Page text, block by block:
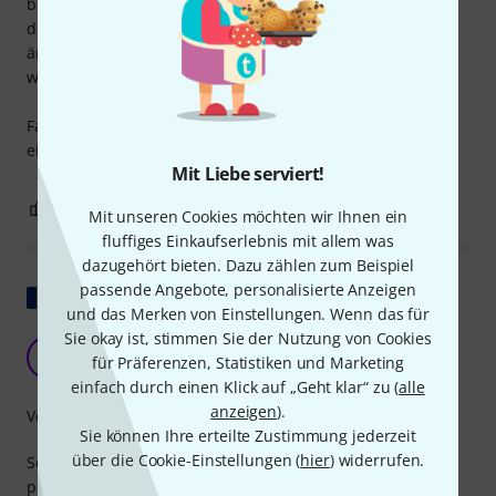
Mit Liebe serviert!
Mit unseren Cookies möchten wir Ihnen ein
fluffiges Einkaufserlebnis mit allem was
dazugehört bieten. Dazu zählen zum Beispiel
passende Angebote, personalisierte Anzeigen
und das Merken von Einstellungen. Wenn das für
Sie okay ist, stimmen Sie der Nutzung von Cookies
für Präferenzen, Statistiken und Marketing
einfach durch einen Klick auf „Geht klar“ zu (alle
anzeigen).
Sie können Ihre erteilte Zustimmung jederzeit
über die Cookie-Einstellungen (hier) widerrufen.
den Monitor ziemlich schwer in die Tasche. Kann sich
ändern wenn man sie öfters benutzt und ein bisschen
weiter wird.
Fazit: Um 55,00 Euro wäre ein Schultergurt zum umhängen
eigentlich ein muss.
BEWERTUNG MELDEN
Original zeigen
IMG Stageline Flat-M8 Abdeckung
Marcel-Cabar\'Elle 02.12.2023
Sehr dickes Material zum Schutz, IMG Stageline Flat-M8
passt ein wenig, bewegt sich aber nicht im Ag
Verarbeitung